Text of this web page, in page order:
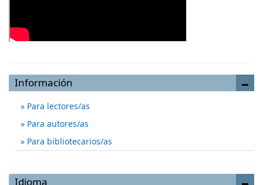
Información
Para lectores/as
Para autores/as
Para bibliotecarios/as
Idioma